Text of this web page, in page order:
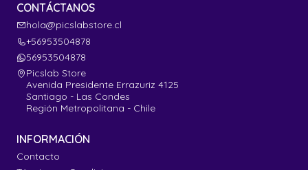
CONTÁCTANOS
hola@picslabstore.cl
+56953504878
56953504878
Picslab Store
Avenida Presidente Errazuriz 4125
Santiago - Las Condes
Región Metropolitana - Chile
INFORMACIÓN
Contacto